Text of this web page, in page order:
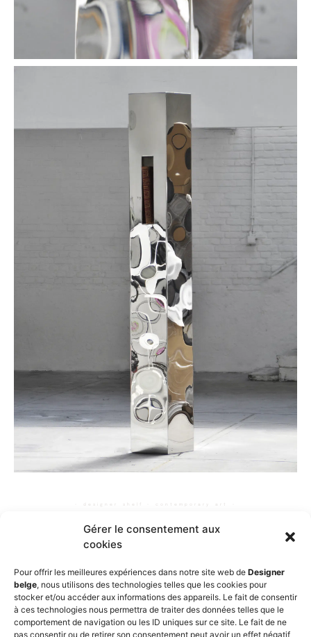
Gérer le consentement aux
cookies
Pour offrir les meilleures expériences dans notre site web de Designer
belge, nous utilisons des technologies telles que les cookies pour
stocker et/ou accéder aux informations des appareils. Le fait de consentir
à ces technologies nous permettra de traiter des données telles que le
comportement de navigation ou les ID uniques sur ce site. Le fait de ne
pas consentir ou de retirer son consentement peut avoir un effet négatif
◦ designer shelf ◦ contemporary art ◦
PREVIOUS
Column cabinet
NEXT
Lockdown Bench